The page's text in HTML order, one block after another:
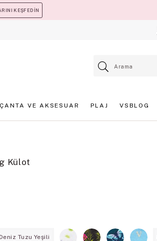
KEŞFEDİN
ÇANTA VE AKSESUAR PLAJ VSBLOG
Külot
Tuzu Yeşili